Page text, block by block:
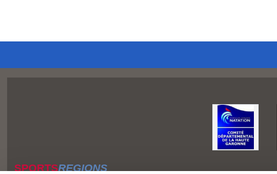
SPORTSREGIONS